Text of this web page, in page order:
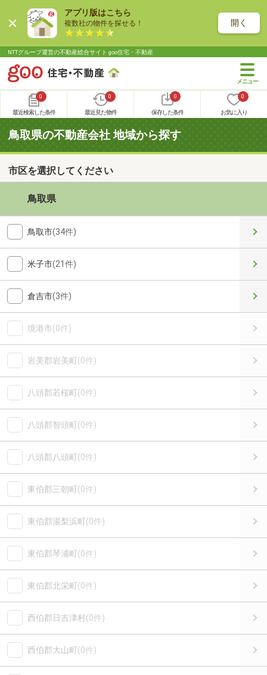
アプリ版はこちら
複数社の物件を探せる！ 開く
NTTグループ運営の不動産総合サイト goo住宅・不動産
0
最近検索した条件
0
最近見た物件
0
保存した条件
0
お気に入り
鳥取県の不動産会社 地域から探す
市区を選択してください
鳥取県
鳥取市(34件)
米子市(21件)
倉吉市(3件)
境港市(0件)
岩美郡岩美町(0件)
八頭郡若桜町(0件)
八頭郡智頭町(0件)
八頭郡八頭町(0件)
東伯郡三朝町(0件)
東伯郡湯梨浜町(0件)
東伯郡琴浦町(0件)
東伯郡北栄町(0件)
西伯郡日吉津村(0件)
西伯郡大山町(0件)